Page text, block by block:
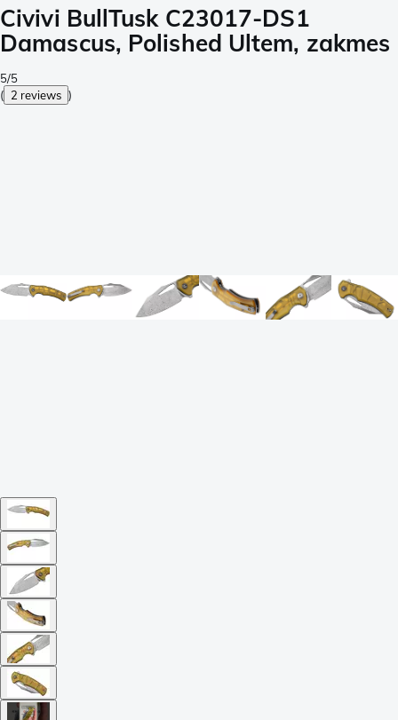
Civivi BullTusk C23017-DS1
Damascus, Polished Ultem, zakmes
5/5
( 2 reviews )